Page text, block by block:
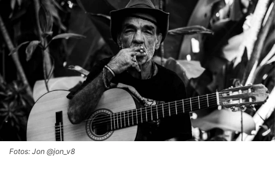
Fotos: Jon @jon_v8